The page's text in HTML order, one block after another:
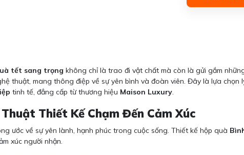
tết sang trọng không chỉ là trao đi vật chất mà còn là gửi gắm
thuật, mang thông điệp về sự yên bình và đoàn viên. Đây là lựa chọn
tinh tế, đẳng cấp từ thương hiệu Maison Luxury.
Thiết Kế Chạm Đến Cảm Xúc
ước về sự yên lành, hạnh phúc trong cuộc sống. Thiết kế hộp quà
xúc người nhận.